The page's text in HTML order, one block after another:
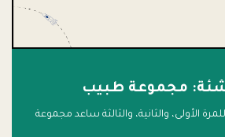
مجموعة طبيب
الأولى، والثانية، والثالثة ساعد مجموعة